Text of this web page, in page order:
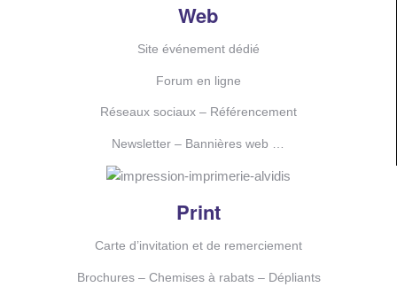
Web
Site événement dédié
Forum en ligne
Réseaux sociaux – Référencement
Newsletter – Bannières web …
Print
Carte d’invitation et de remerciement
Brochures – Chemises à rabats – Dépliants